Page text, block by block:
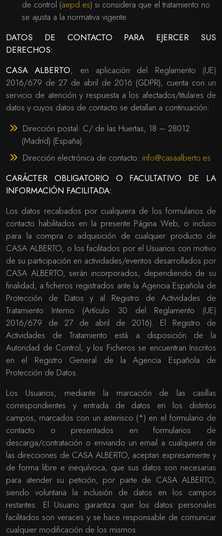
de control (aepd.es) si considera que el tratamiento no
se ajusta a la normativa vigente.
DATOS DE CONTACTO PARA EJERCER SUS
DERECHOS:
CASA ALBERTO, en aplicación del Reglamento (UE)
2016/679 de 27 de abril de 2016 (GDPR), cuenta con un
servicio de atención y respuesta a los afectados/titulares de
datos y cuyos datos de contacto se detallan a continuación:
Dirección postal: C/ de las Huertas, 18 – 28012
(Madrid) (España).
Dirección electrónica de contacto: info@casaalberto.es
CARÁCTER OBLIGATORIO O FACULTATIVO DE LA
INFORMACIÓN FACILITADA:
Los datos recabados por cualquiera de los formularios de
contacto habilitados en la presente Página Web, o incluso
para la compra o adquisición de cualquier producto de
CASA ALBERTO, o los facilitados por el Usuarios con motivo
de su participación en actividades/eventos desarrollados por
CASA ALBERTO, serán incorporados, dependiendo de su
finalidad, a ficheros registrados ante la Agencia Española de
Protección de Datos y al Registro de Actividades de
Tratamiento Interno (Artículo 30 del Reglamento (UE)
2016/679 de 27 de abril de 2016). El Registro de
Actividades de Tratamiento está a disposición de la
Autoridad de Control, y los Ficheros se encuentran Inscritos
en el Registro General de la Agencia Española de
Protección de Datos.
Los Usuarios, mediante la marcación de las casillas
correspondientes y entrada de datos en los distintos
campos, marcados con un asterisco (*) en el formulario de
contacto o presentados en formularios de
descarga/contratación o enviando un email a cualquiera de
las direcciones de CASA ALBERTO, aceptan expresamente y
de forma libre e inequívoca, que sus datos son necesarias
para atender su petición, por parte de CASA ALBERTO,
siendo voluntaria la inclusión de datos en los campos
restantes. El Usuario garantiza que los datos personales
facilitados son veraces y se hace responsable de comunicar
cualquier modificación de los mismos.